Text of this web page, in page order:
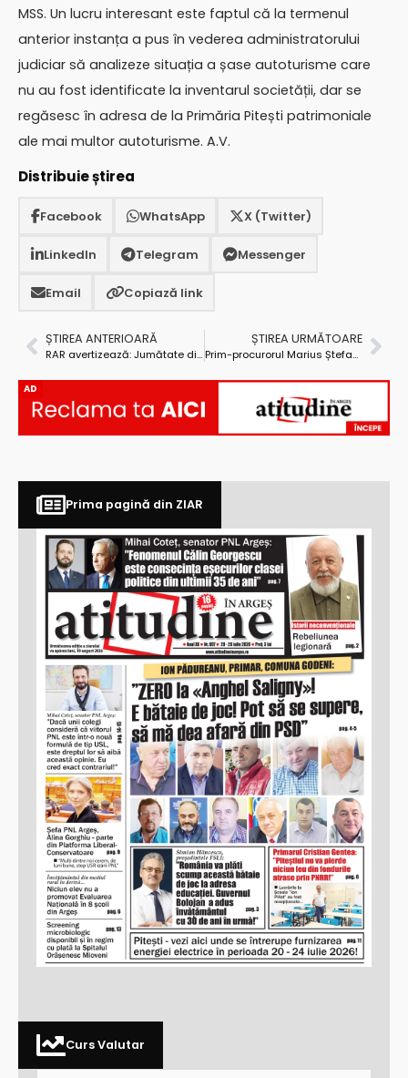
MSS. Un lucru interesant este faptul că la termenul
anterior instanța a pus în vederea administratorului
judiciar să analizeze situația a șase autoturisme care
nu au fost identificate la inventarul societății, dar se
regăsesc în adresa de la Primăria Pitești patrimoniale
ale mai multor autoturisme. A.V.
Distribuie știrea
Facebook WhatsApp X (Twitter)
LinkedIn Telegram Messenger
Email Copiază link
ȘTIREA ANTERIOARĂ
RAR avertizează: Jumătate dintre autovehiculele care circulă în Argeș au probleme tehnice sau legate de documente!
ȘTIREA URMĂTOARE
Prim-procurorul Marius Ștefan își continuă activitatea la Parchetul Tribunalului Argeș și după încetarea mandatului
AD
Prima pagină din ZIAR
Curs Valutar